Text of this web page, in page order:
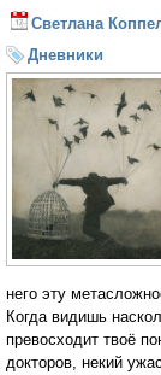
Светлана
Дневники
него эту
Когда видишь
превосходит твоё
докторов, некий